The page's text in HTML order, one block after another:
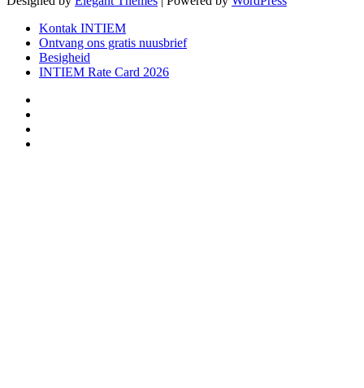
Kontak INTIEM
Ontvang ons gratis nuusbrief
Besigheid
INTIEM Rate Card 2026